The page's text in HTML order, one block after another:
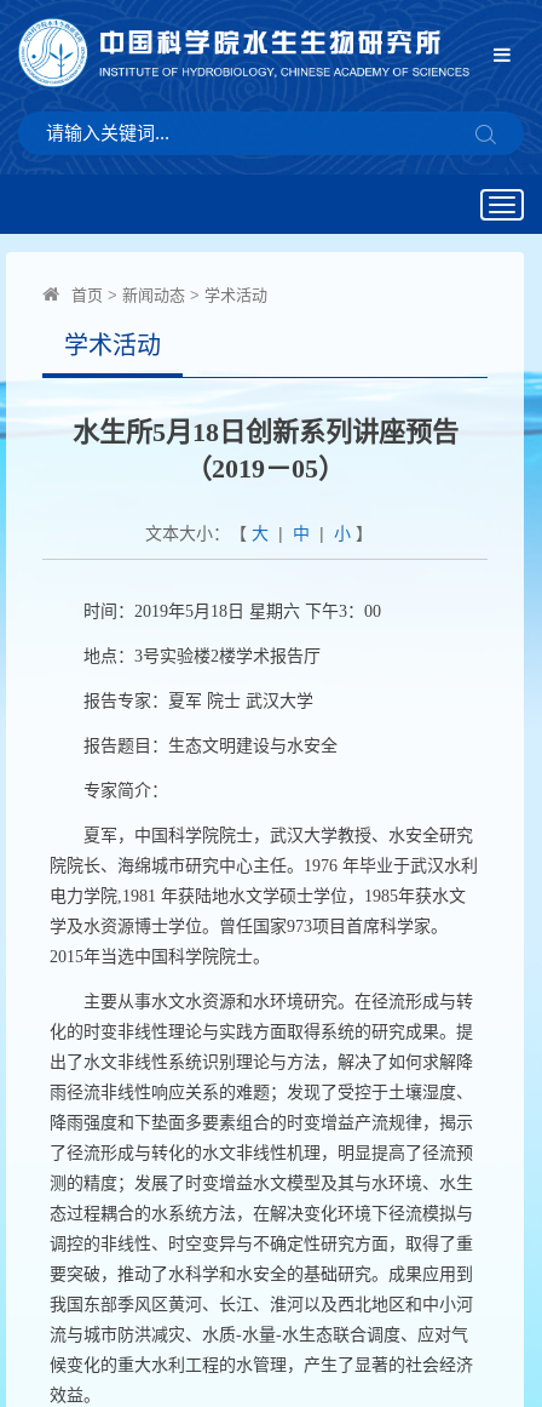
首页 > 新闻动态 > 学术活动
学术活动
水生所5月18日创新系列讲座预告
（2019－05）
文本大小：【 大| 中 | 小】
时间：2019年5月18日 星期六 下午3：00
地点：3号实验楼2楼学术报告厅
报告专家：夏军 院士 武汉大学
报告题目：生态文明建设与水安全
专家简介：
夏军，中国科学院院士，武汉大学教授、水安全研究
院院长、海绵城市研究中心主任。1976 年毕业于武汉水利
电力学院,1981 年获陆地水文学硕士学位，1985年获水文
学及水资源博士学位。曾任国家973项目首席科学家。
2015年当选中国科学院院士。
主要从事水文水资源和水环境研究。在径流形成与转
化的时变非线性理论与实践方面取得系统的研究成果。提
出了水文非线性系统识别理论与方法，解决了如何求解降
雨径流非线性响应关系的难题；发现了受控于土壤湿度、
降雨强度和下垫面多要素组合的时变增益产流规律，揭示
了径流形成与转化的水文非线性机理，明显提高了径流预
测的精度；发展了时变增益水文模型及其与水环境、水生
态过程耦合的水系统方法，在解决变化环境下径流模拟与
调控的非线性、时空变异与不确定性研究方面，取得了重
要突破，推动了水科学和水安全的基础研究。成果应用到
我国东部季风区黄河、长江、淮河以及西北地区和中小河
流与城市防洪减灾、水质-水量-水生态联合调度、应对气
候变化的重大水利工程的水管理，产生了显著的社会经济
效益。